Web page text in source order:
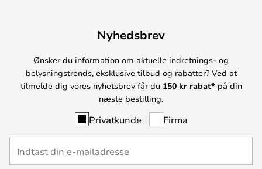
Nyhedsbrev
Ønsker du information om aktuelle indretnings- og
belysningstrends, eksklusive tilbud og rabatter? Ved at
tilmelde dig vores nyhetsbrev får du 150 kr rabat* på din
næste bestilling.
Privatkunde Firma